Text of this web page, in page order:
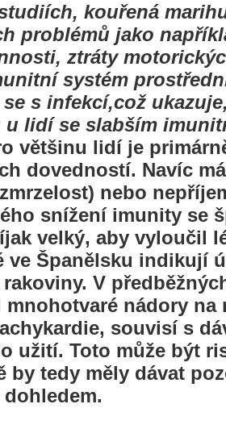
kouřená
problémů jako
ztráty
systém
s infekcí,což
u lidí se slabším
většinu lidí je
dovedností. Navíc
nebo
snížení imunity se
velký, aby vyloučil
ve Španělsku indikují
V
nádory na
souvisí s
užití. Toto může být
by tedy měly dávat